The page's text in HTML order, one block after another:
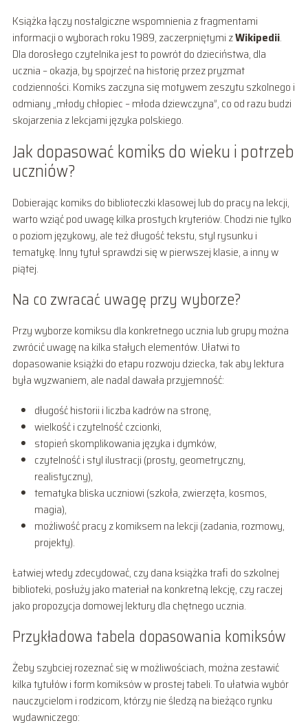
Książka łączy nostalgiczne wspomnienia z fragmentami
informacji o wyborach roku 1989, zaczerpniętymi zWikipedii.
Dla dorosłego czytelnika jest to powrót do dzieciństwa, dla
ucznia – okazja, by spojrzeć na historię przez pryzmat
codzienności. Komiks zaczyna się motywem zeszytu szkolnego i
odmiany „młody chłopiec – młoda dziewczyna”, co od razu budzi
skojarzenia z lekcjami języka polskiego.
Jak dopasować komiks do wieku i potrzeb
uczniów?
Dobierając komiks do biblioteczki klasowej lub do pracy na lekcji,
warto wziąć pod uwagę kilka prostych kryteriów. Chodzi nie tylko
o poziom językowy, ale też długość tekstu, styl rysunku i
tematykę. Inny tytuł sprawdzi się w pierwszej klasie, a inny w
piątej.
Na co zwracać uwagę przy wyborze?
Przy wyborze komiksu dla konkretnego ucznia lub grupy można
zwrócić uwagę na kilka stałych elementów. Ułatwi to
dopasowanie książki do etapu rozwoju dziecka, tak aby lektura
była wyzwaniem, ale nadal dawała przyjemność:
długość historii i liczba kadrów na stronę,
wielkość i czytelność czcionki,
stopień skomplikowania języka i dymków,
czytelność i styl ilustracji (prosty, geometryczny,
realistyczny),
tematyka bliska uczniowi (szkoła, zwierzęta, kosmos,
magia),
możliwość pracy z komiksem na lekcji (zadania, rozmowy,
projekty).
Łatwiej wtedy zdecydować, czy dana książka trafi do szkolnej
biblioteki, posłuży jako materiał na konkretną lekcję, czy raczej
jako propozycja domowej lektury dla chętnego ucznia.
Przykładowa tabela dopasowania komiksów
Żeby szybciej rozeznać się w możliwościach, można zestawić
kilka tytułów i form komiksów w prostej tabeli. To ułatwia wybór
nauczycielom i rodzicom, którzy nie śledzą na bieżąco rynku
wydawniczego: